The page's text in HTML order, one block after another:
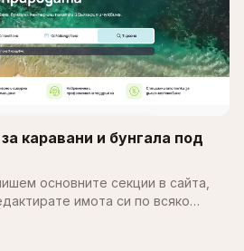
каравани и бунгала под
основните секции в сайта,
имота си по всяко
обновихме част от